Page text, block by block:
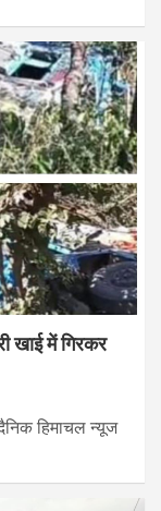
खाई में गिरकर
हिमाचल न्यूज